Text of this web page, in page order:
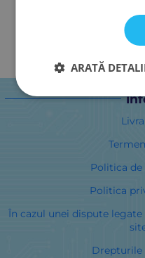
Politica
Politica
În cazul unei dispute
Drepturile
ARATĂ